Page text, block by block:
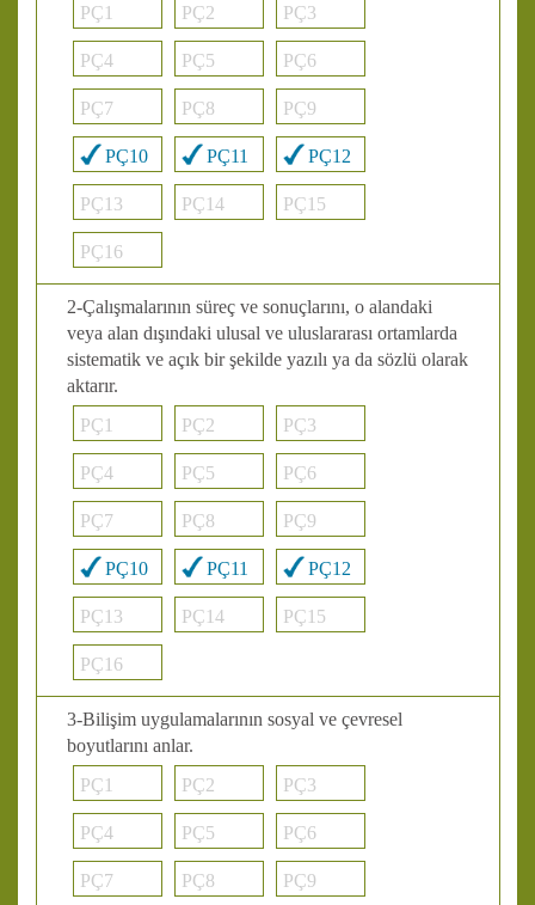
PÇ1
PÇ2 PÇ3
PÇ4 PÇ5 PÇ6
PÇ7 PÇ8 PÇ9
PÇ10 PÇ11 PÇ12
PÇ13 PÇ14 PÇ15
PÇ16
2-Çalışmalarının süreç ve sonuçlarını, o alandaki
veya alan dışındaki ulusal ve uluslararası ortamlarda
sistematik ve açık bir şekilde yazılı ya da sözlü olarak
aktarır.
PÇ1
PÇ2 PÇ3
PÇ4 PÇ5 PÇ6
PÇ7 PÇ8 PÇ9
PÇ10 PÇ11 PÇ12
PÇ13 PÇ14 PÇ15
PÇ16
3-Bilişim uygulamalarının sosyal ve çevresel
boyutlarını anlar.
PÇ1
PÇ2 PÇ3
PÇ4 PÇ5 PÇ6
PÇ7 PÇ8 PÇ9